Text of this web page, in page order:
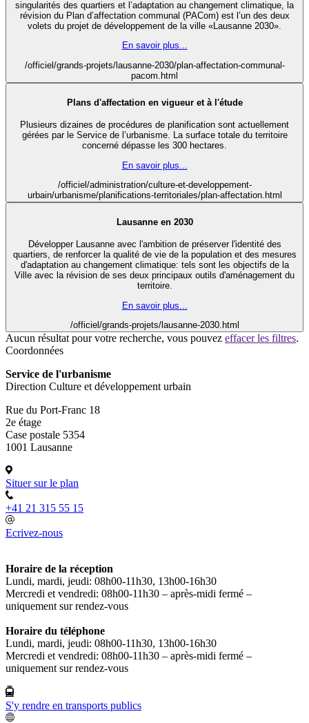
singularités des quartiers et l’adaptation au changement climatique, la
révision du Plan d’affectation communal (PACom) est l’un des deux
volets du projet de développement de la ville «Lausanne 2030».
En savoir plus...
/officiel/grands-projets/lausanne-2030/plan-affectation-communal-
pacom.html
Plans d'affectation en vigueur et à l'étude
Plusieurs dizaines de procédures de planification sont actuellement
gérées par le Service de l’urbanisme. La surface totale du territoire
concerné dépasse les 300 hectares.
En savoir plus...
/officiel/administration/culture-et-developpement-
urbain/urbanisme/planifications-territoriales/plan-affectation.html
Lausanne en 2030
Développer Lausanne avec l'ambition de préserver l'identité des
quartiers, de renforcer la qualité de vie de la population et des mesures
d'adaptation au changement climatique: tels sont les objectifs de la
Ville avec la révision de ses deux principaux outils d'aménagement du
territoire.
En savoir plus...
/officiel/grands-projets/lausanne-2030.html
Aucun résultat pour votre recherche, vous pouvez effacer les filtres.
Coordonnées
Service de l'urbanisme
Direction Culture et développement urbain
Rue du Port-Franc 18
2e étage
Case postale 5354
1001 Lausanne
Situer sur le plan
+41 21 315 55 15
Ecrivez-nous
Horaire de la réception
Lundi, mardi, jeudi: 08h00-11h30, 13h00-16h30
Mercredi et vendredi: 08h00-11h30 – après-midi fermé –
uniquement sur rendez-vous
Horaire du téléphone
Lundi, mardi, jeudi: 08h00-11h30, 13h00-16h30
Mercredi et vendredi: 08h00-11h30 – après-midi fermé –
uniquement sur rendez-vous
S'y rendre en transports publics